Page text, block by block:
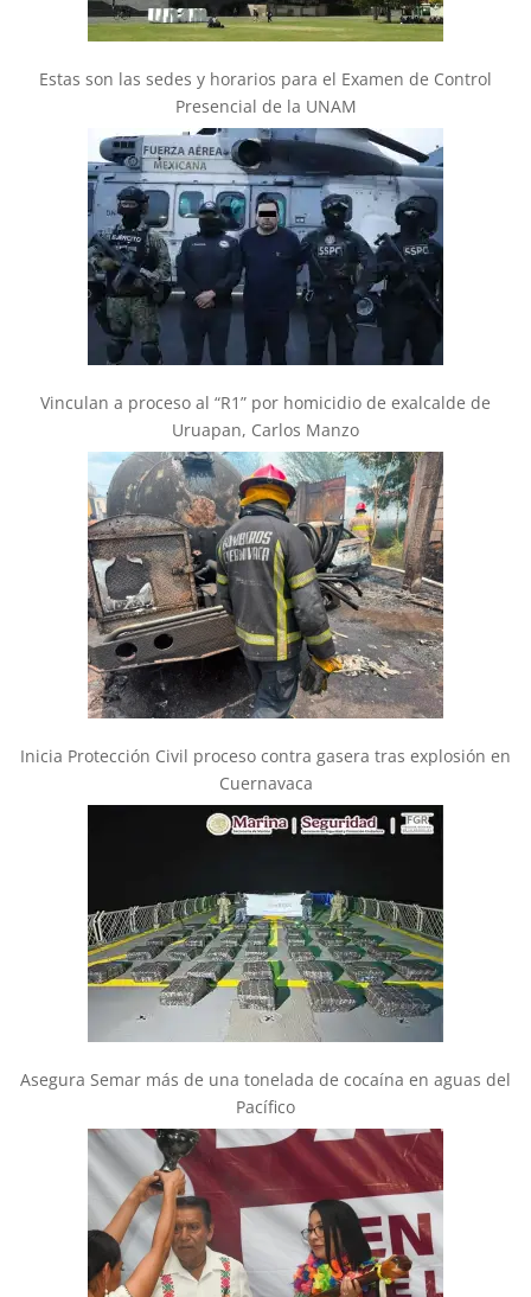
Estas son las sedes y horarios para el Examen de Control
Presencial de la UNAM
Vinculan a proceso al “R1” por homicidio de exalcalde de
Uruapan, Carlos Manzo
Inicia Protección Civil proceso contra gasera tras explosión en
Cuernavaca
Asegura Semar más de una tonelada de cocaína en aguas del
Pacífico